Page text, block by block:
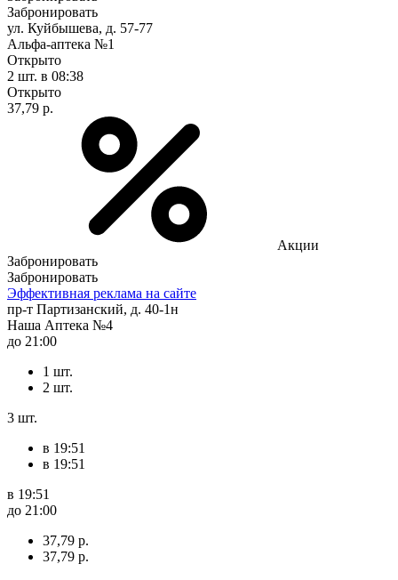
Забронировать
ул. Куйбышева, д. 57-77
Альфа-аптека №1
Открыто
2 шт. в 08:38
Открыто
37,79 р.
Акции
Забронировать
Забронировать
Эффективная реклама на сайте
пр-т Партизанский, д. 40-1н
Наша Аптека №4
до 21:00
1 шт.
2 шт.
3 шт.
в 19:51
в 19:51
в 19:51
до 21:00
37,79 р.
37,79 р.